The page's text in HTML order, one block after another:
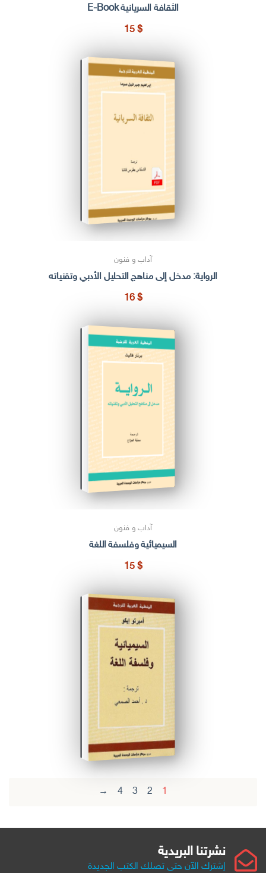
الثقافة السريانية E-Book
15 $
آداب و فنون
الرواية: مدخل إلى مناهج التحليل الأدبي وتقنياته
16 $
آداب و فنون
السيميائية وفلسفة اللغة
15 $
1
2
3
4
←
نشرتنا البريدية
إشترك الآن حتى تصلك الكتب الجديدة